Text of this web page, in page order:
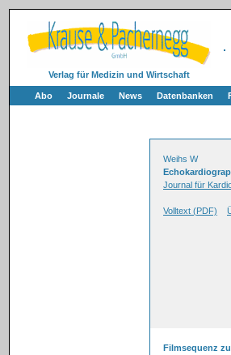
Verlag für Medizin und Wirtschaft
Abo Journale News Datenbanken
Weihs W
Journal für
Volltext (PDF)
Filmsequenz